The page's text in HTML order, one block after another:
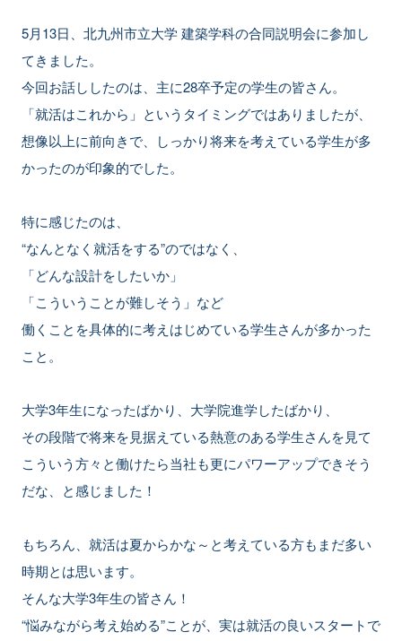
5月13日、北九州市立大学 建築学科の合同説明会に参加し
てきました。
今回お話ししたのは、主に28卒予定の学生の皆さん。
「就活はこれから」というタイミングではありましたが、
想像以上に前向きで、しっかり将来を考えている学生が多
かったのが印象的でした。
特に感じたのは、
“なんとなく就活をする”のではなく、
「どんな設計をしたいか」
「こういうことが難しそう」など
働くことを具体的に考えはじめている学生さんが多かった
こと。
大学3年生になったばかり、大学院進学したばかり、
その段階で将来を見据えている熱意のある学生さんを見て
こういう方々と働けたら当社も更にパワーアップできそう
だな、と感じました！
もちろん、就活は夏からかな～と考えている方もまだ多い
時期とは思います。
そんな大学3年生の皆さん！
“悩みながら考え始める”ことが、実は就活の良いスタートで